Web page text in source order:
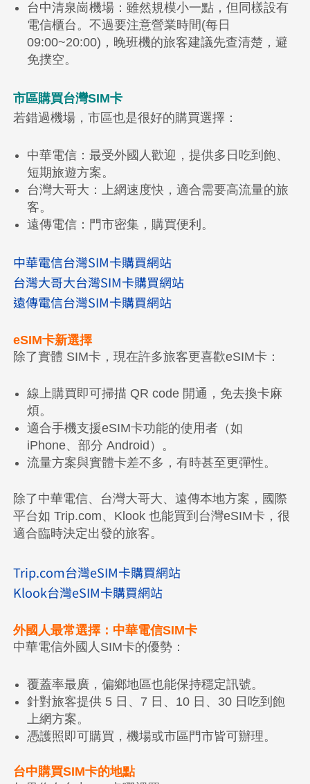
台中清泉崗機場：雖然規模小一點，但同樣設有
電信櫃台。不過要注意營業時間(每日
09:00~20:00)，晚班機的旅客建議先查清楚，避
免撲空。
市區購買台灣SIM卡
若錯過機場，市區也是很好的購買選擇：
中華電信：最受外國人歡迎，提供多日吃到飽、
短期旅遊方案。
台灣大哥大：上網速度快，適合需要高流量的旅
客。
遠傳電信：門市密集，購買便利。
中華電信台灣SIM卡購買網站
台灣大哥大台灣SIM卡購買網站
遠傳電信台灣SIM卡購買網站
eSIM卡新選擇
除了實體 SIM卡，現在許多旅客更喜歡eSIM卡：
線上購買即可掃描 QR code 開通，免去換卡麻
煩。
適合手機支援eSIM卡功能的使用者（如
iPhone、部分 Android）。
流量方案與實體卡差不多，有時甚至更彈性。
除了中華電信、台灣大哥大、遠傳本地方案，國際
平台如 Trip.com、Klook 也能買到台灣eSIM卡，很
適合臨時決定出發的旅客。
Trip.com台灣eSIM卡購買網站
Klook台灣eSIM卡購買網站
外國人最常選擇：中華電信SIM卡
中華電信外國人SIM卡的優勢：
覆蓋率最廣，偏鄉地區也能保持穩定訊號。
針對旅客提供 5 日、7 日、10 日、30 日吃到飽
上網方案。
憑護照即可購買，機場或市區門市皆可辦理。
台中購買SIM卡的地點